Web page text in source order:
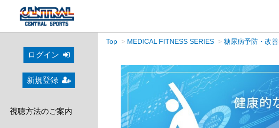
ログイン
新規登録
視聴方法のご案内
Top MEDICAL FITNESS SERIES 糖尿病予防・改善